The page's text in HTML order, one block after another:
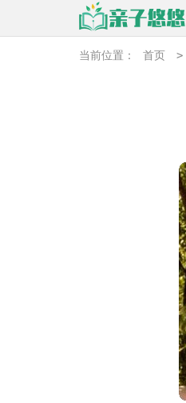
当前位置： 首页 >